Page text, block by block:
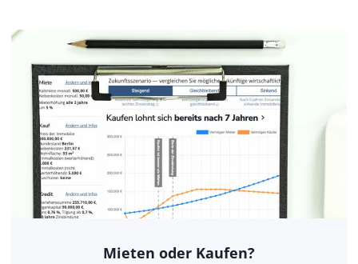
Mieten oder Kaufen?